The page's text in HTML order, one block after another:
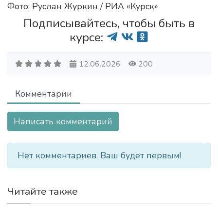
Фото: Руслан Журкин / РИА «Курск»
Подписывайтесь, чтобы быть в
курсе:
12.06.2026 200
Комментарии
Написать комментарий
Нет комментариев. Ваш будет первым!
Читайте также